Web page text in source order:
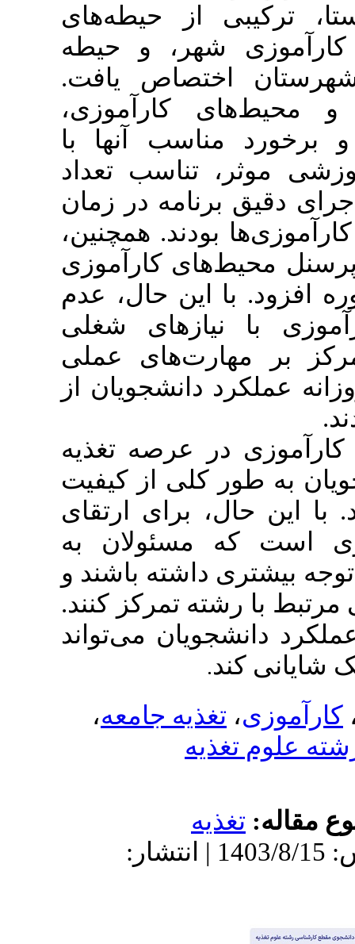
حیطه‌های
و حیطه
یافت.
کارآموزی،
آنها با
تعداد
در زمان
همچنین،
کارآموزی
این حال، عدم
شغلی
عملی
از
عرصه تغذیه
کلی از کیفیت
برای ارتقای
به
باشند و
تمرکز کنند.
می‌تواند
.
جامعه،
دریافت: 1403/5/17 | پذیرش: 1403/8/15 | انتشار: